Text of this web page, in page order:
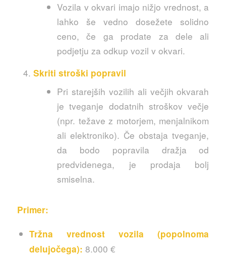
Vozila v okvari imajo nižjo vrednost, a
lahko še vedno dosežete solidno
ceno, če ga prodate za dele ali
podjetju za odkup vozil v okvari.
Skriti stroški popravil
Pri starejših vozilih ali večjih okvarah
je tveganje dodatnih stroškov večje
(npr. težave z motorjem, menjalnikom
ali elektroniko). Če obstaja tveganje,
da bodo popravila dražja od
predvidenega, je prodaja bolj
smiselna.
Primer:
Tržna vrednost vozila (popolnoma
delujočega): 8.000 €